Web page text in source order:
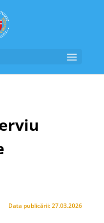
Data publicării: 27.03.2026